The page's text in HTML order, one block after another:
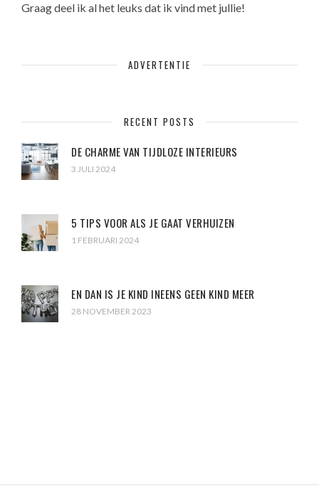
Graag deel ik al het leuks dat ik vind met jullie!
ADVERTENTIE
RECENT POSTS
DE CHARME VAN TIJDLOZE INTERIEURS
3 JULI 2024
5 TIPS VOOR ALS JE GAAT VERHUIZEN
1 FEBRUARI 2024
EN DAN IS JE KIND INEENS GEEN KIND MEER
28 NOVEMBER 2023